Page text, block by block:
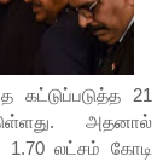
கட்டுப்படுத்த 21
அதனால்
1.70 லட்சம் கோடி